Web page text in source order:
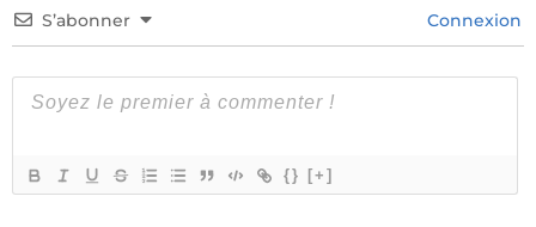
S’abonner Connexion
{} [+]